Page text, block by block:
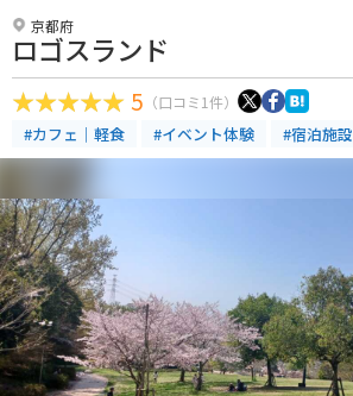
京都府
ロゴスランド
5 （口コミ1件）
#カフェ｜軽食 #イベント体験 #宿泊施設